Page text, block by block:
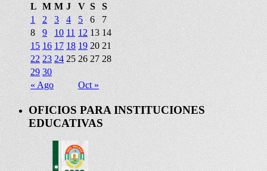
L M M J V S S
« Ago Oct »
1 2 3 4 5 6
7
8
9 10 11 12 13 14
15 16 17 18 19 20 21
22 23 24 25 26 27 28
29 30
OFICIOS PARA INSTITUCIONES
EDUCATIVAS